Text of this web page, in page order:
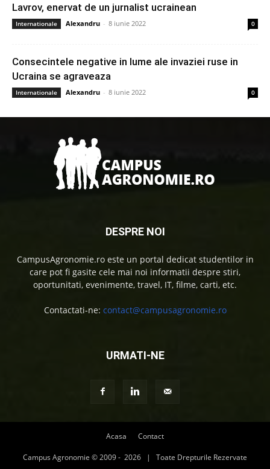
Lavrov, enervat de un jurnalist ucrainean
Internationale Alexandru - 8 iunie 2022 0
Consecintele negative in lume ale invaziei ruse in
Ucraina se agraveaza
Internationale Alexandru - 8 iunie 2022 0
DESPRE NOI
CampusAgronomie.ro este un portal dedicat studentilor in
care pot fi gasite cele mai noi informatii despre stiri,
oportunitati, evenimente, travel, IT, filme, carti, etc.
Contactati-ne: contact@campusagronomie.ro
URMATI-NE
Acasa Contact
Campus Agronomie © 2009 - 2026 | Toate Drepturile Rezervate